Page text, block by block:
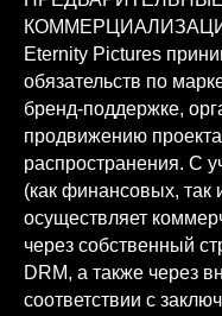
Eternity Pictures
обязательств по
бренд-поддержке,
продвижению
распространения. С
(как финансовых, так
осуществляет
через собственный
DRM, а также через
соответствии с